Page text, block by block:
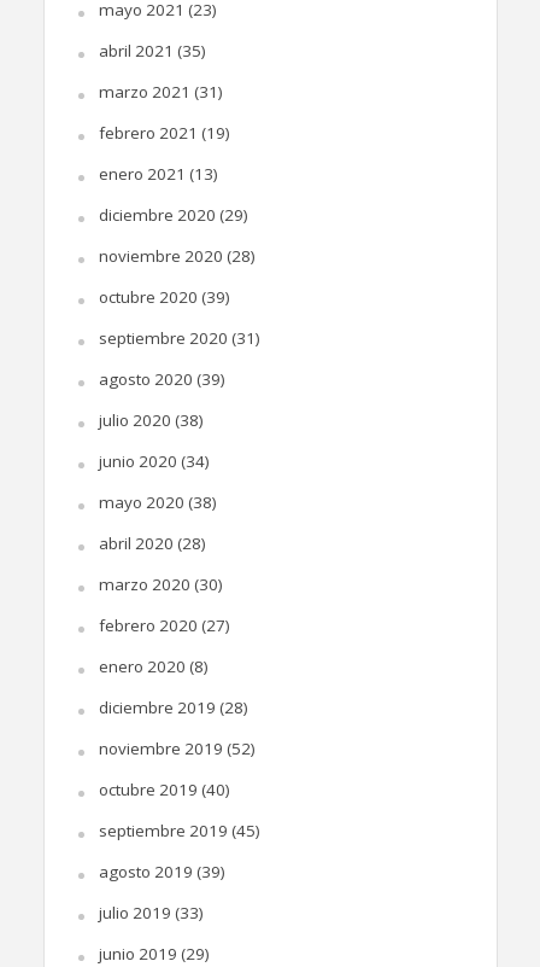
mayo 2021 (23)
abril 2021 (35)
marzo 2021 (31)
febrero 2021 (19)
enero 2021 (13)
diciembre 2020 (29)
noviembre 2020 (28)
octubre 2020 (39)
septiembre 2020 (31)
agosto 2020 (39)
julio 2020 (38)
junio 2020 (34)
mayo 2020 (38)
abril 2020 (28)
marzo 2020 (30)
febrero 2020 (27)
enero 2020 (8)
diciembre 2019 (28)
noviembre 2019 (52)
octubre 2019 (40)
septiembre 2019 (45)
agosto 2019 (39)
julio 2019 (33)
junio 2019 (29)